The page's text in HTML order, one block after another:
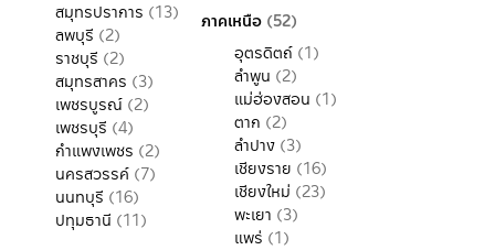
สมุทรปราการ (13)
ลพบุรี (2)
ราชบุรี (2)
สมุทรสาคร (3)
เพชรบูรณ์ (2)
เพชรบุรี (4)
กำแพงเพชร (2)
นครสวรรค์ (7)
นนทบุรี (16)
ปทุมธานี (11)
ภาคเหนือ (52)
อุตรดิตถ์ (1)
ลำพูน (2)
แม่ฮ่องสอน (1)
ตาก (2)
ลำปาง (3)
เชียงราย (16)
เชียงใหม่ (23)
พะเยา (3)
แพร่ (1)